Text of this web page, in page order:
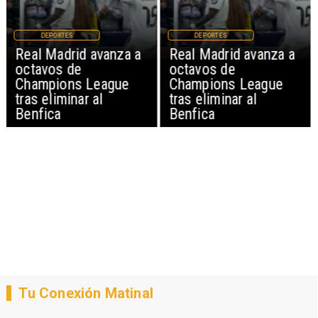
Real Madrid avanza a
octavos de
Champions League
tras eliminar al
Benfica
DEPORTES
Real Madrid avanza a
octavos de
Champions League
tras eliminar al
Benfica
DEPORTES
Tu Conexión Matinal